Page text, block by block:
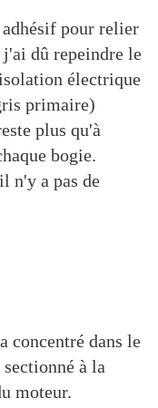
pour relier
dû repeindre le
électrique
primaire)
plus qu'à
bogie.
n'y a pas de
concentré dans le
à la
moteur.